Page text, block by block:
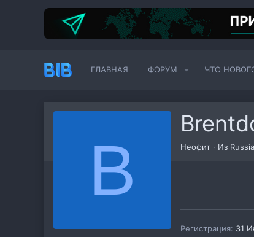
ГЛАВНАЯ ФОРУМ ЧТО
B Неофит · Из Russia
Регистрация 31